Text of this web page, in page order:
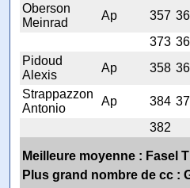
Oberson
Meinrad
Ap 357
373
Pidoud
Alexis
Ap 358
Strappazzon
Antonio
Ap 384
382
Meilleure moyenne : Fasel
Plus grand nombre de cc :